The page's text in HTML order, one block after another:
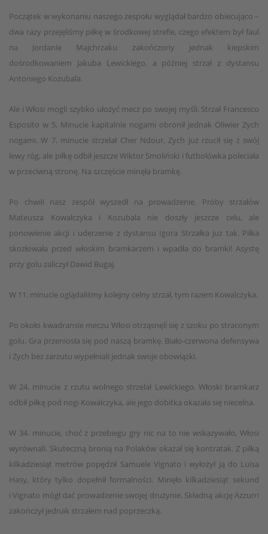
Początek w wykonaniu naszego zespołu wyglądał bardzo obiecująco –
dwa razy przejęliśmy piłkę w środkowej strefie, czego efektem był faul
na Jordanie Majchrzaku zakończony jednak kiepskim
dośrodkowaniem Jakuba Lewickiego, a później strzał z dystansu
Antoniego Kozubala.
Ale i Włosi mogli szybko ułożyć mecz po swojej myśli. Strzał Francesco
Esposito w 5. Minucie kapitalnie nogami obronił jednak Oliwier Zych
nogami. W 7. minucie strzelał Cher Ndour, Zych już rzucił się z swój
lewy róg, ale piłkę odbił jeszcze Wiktor Smoliński i futbolówka poleciała
w przeciwną stronę. Na szczęście minęła bramkę.
Po chwili nasz zespół wyszedł na prowadzenie. Próby strzałów
Mateusza Kowalczyka i Kozubala nie doszły jeszcze celu, ale
ponowienie akcji i uderzenie z dystansu Igora Strzałka już tak. Piłka
skozłowała przed włoskim bramkarzem i wpadła do bramki! Asystę
przy golu zaliczył Dawid Bugaj.
W 11. minucie oglądaliśmy kolejny celny strzał, tym razem Kowalczyka.
Po około kwadransie meczu Włosi otrząsnęli się z szoku po straconym
golu. Gra przeniosła się pod naszą bramkę. Biało-czerwona defensywa
i Zych bez zarzutu wypełniali jednak swoje obowiązki.
W 24. minucie z rzutu wolnego strzelał Lewickiego. Włoski bramkarz
odbił piłkę pod nogi Kowalczyka, ale jego dobitka okazała się niecelna.
W 34. minucie, choć z przebiegu gry nic na to nie wskazywało, Włosi
wyrównali. Skuteczną bronią na Polaków okazał się kontratak. Z piłką
kilkadziesiąt metrów popędził Samuele Vignato i wyłożył ją do Luisa
Hasy, który tylko dopełnił formalności. Minęło kilkadziesiąt sekund
i Vignato mógł dać prowadzenie swojej drużynie. Składną akcję Azzurri
zakończył jednak strzałem nad poprzeczką.